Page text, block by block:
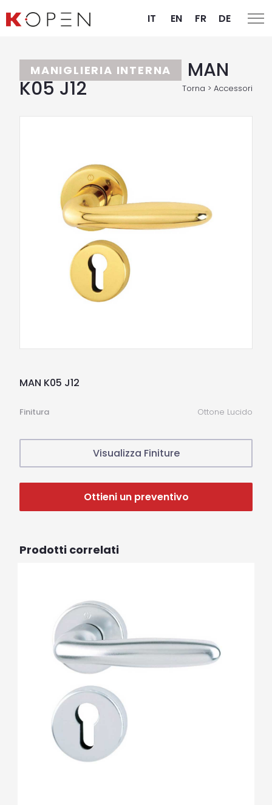
IT EN FR DE
MANIGLIERIA INTERNA MAN
K05 J12 Torna > Accessori
MAN K05 J12
Finitura Ottone Lucido
Visualizza Finiture
Ottieni un preventivo
Prodotti correlati